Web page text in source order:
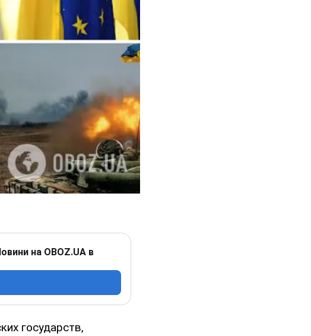
на OBOZ.UA в
государств,